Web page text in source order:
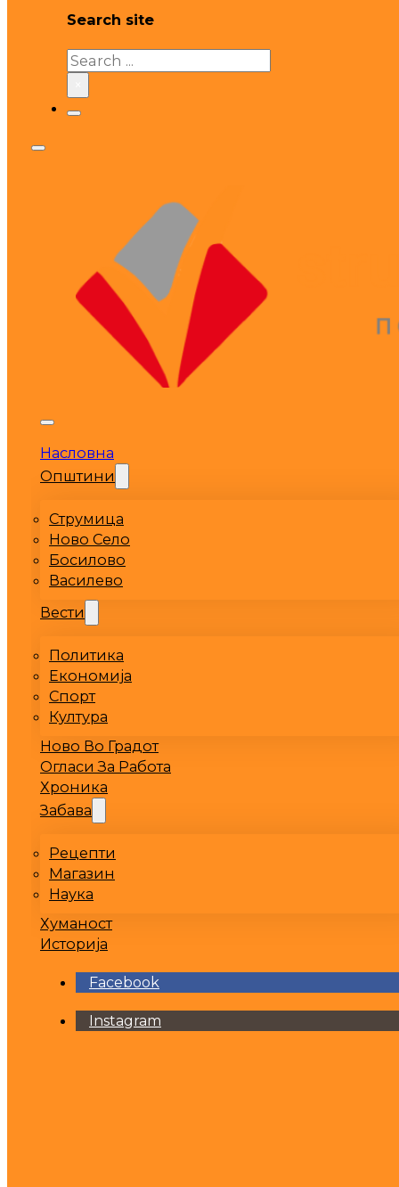
Search site
Search
Насловна
Општини
Струмица
Ново Село
Босилово
Василево
Вести
Политика
Економија
Спорт
Култура
Ново Во Градот
Огласи За Работа
Хроника
Забава
Рецепти
Магазин
Наука
Хуманост
Историја
Facebook
Instagram